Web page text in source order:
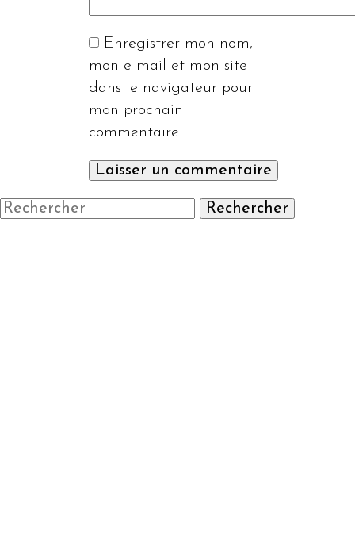
Enregistrer mon nom,
mon e-mail et mon site
dans le navigateur pour
mon prochain
commentaire.
Rechercher
© 2026 Copyright BISÀMME.